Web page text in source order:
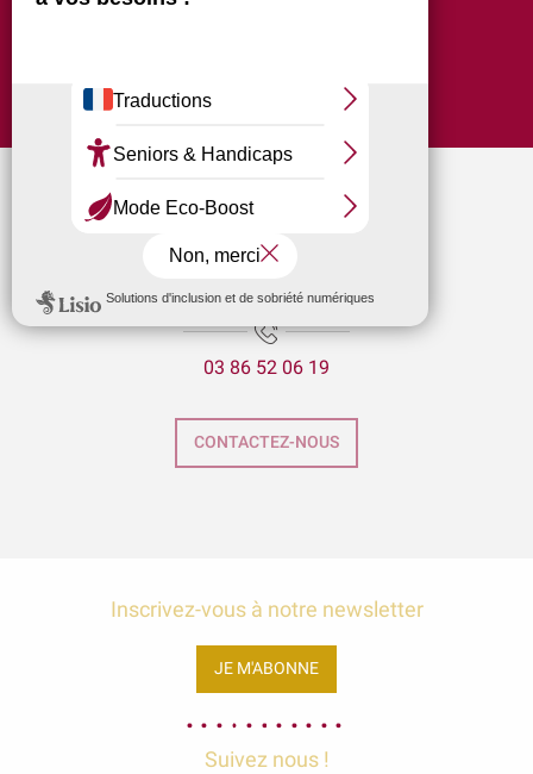
Même ton patrimoine (Jacques-Lacarrière)
Garçon, la note ! Beija flor - Bossa
Exposition "Avec le vin comme complice" et "La nature est
La Cathédrale Saint-Etienne et sa crypte
Expositions Chapelle d'Avigneau - Escamps
Exposition Raymond RIOTTE03 86 52 06 19
CONTACTEZ-NOUS
Inscrivez-vous à notre newsletter
JE M'ABONNE
Suivez nous !